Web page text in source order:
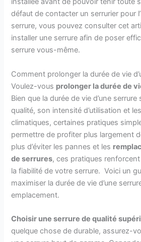
défaut de contacter un serrurier pour
serrure, vous pouvez consulter cet
installer une serrure afin de poser
serrure vous-même.
Comment prolonger la durée de vie
Voulez-vous prolonger la durée de
Bien que la durée de vie d’une
qualité, son intensité d’utilisation et
climatiques, certaines pratiques
permettre de profiter plus largement
plus d’éviter les pannes et les
de serrures, ces pratiques
la fiabilité de votre serrure. Voici un
maximiser la durée de vie d’une
emplacement.
Choisir une serrure de qualité
quelque chose de durable, assurez-